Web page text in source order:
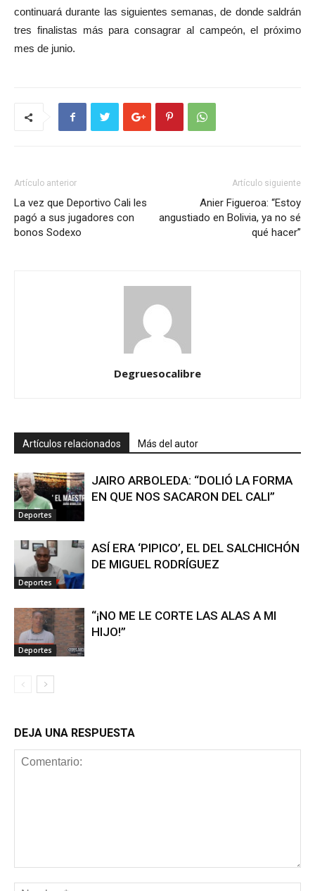
continuará durante las siguientes semanas, de donde saldrán
tres finalistas más para consagrar al campeón, el próximo
mes de junio.
Artículo anterior
La vez que Deportivo Cali les
pagó a sus jugadores con
bonos Sodexo
Artículo siguiente
Anier Figueroa: “Estoy
angustiado en Bolivia, ya no sé
qué hacer”
Degruesocalibre
Artículos relacionados Más del autor
Deportes
JAIRO ARBOLEDA: “DOLIÓ LA FORMA
EN QUE NOS SACARON DEL CALI”
Deportes
ASÍ ERA ‘PIPICO’, EL DEL SALCHICHÓN
DE MIGUEL RODRÍGUEZ
Deportes
“¡NO ME LE CORTE LAS ALAS A MI
HIJO!”
DEJA UNA RESPUESTA